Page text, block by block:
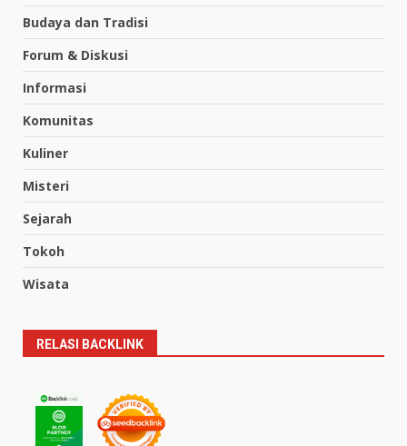
Budaya dan Tradisi
Forum & Diskusi
Informasi
Komunitas
Kuliner
Misteri
Sejarah
Tokoh
Wisata
RELASI BACKLINK